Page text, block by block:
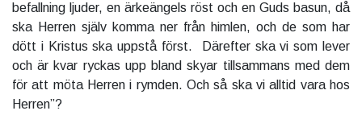
befallning ljuder, en ärkeängels röst och en Guds basun, då
ska Herren själv komma ner från himlen, och de som har
dött i Kristus ska uppstå först. Därefter ska vi som lever
och är kvar ryckas upp bland skyar tillsammans med dem
för att möta Herren i rymden. Och så ska vi alltid vara hos
Herren”?